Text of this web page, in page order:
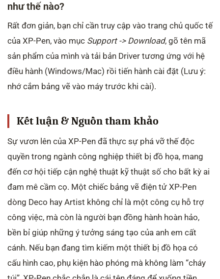
như thế nào?
Rất đơn giản, bạn chỉ cần truy cập vào trang chủ quốc tế
của XP-Pen, vào mục Support -> Download, gõ tên mã
sản phẩm của mình và tải bản Driver tương ứng với hệ
điều hành (Windows/Mac) rồi tiến hành cài đặt (Lưu ý:
nhớ cắm bảng vẽ vào máy trước khi cài).
Kết luận & Nguồn tham khảo
Sự vươn lên của XP-Pen đã thực sự phá vỡ thế độc
quyền trong ngành công nghiệp thiết bị đồ họa, mang
đến cơ hội tiếp cận nghệ thuật kỹ thuật số cho bất kỳ ai
đam mê cầm cọ. Một chiếc bảng vẽ điện tử XP-Pen
dòng Deco hay Artist không chỉ là một công cụ hỗ trợ
công việc, mà còn là người bạn đồng hành hoàn hảo,
bền bỉ giúp những ý tưởng sáng tạo của anh em cất
cánh. Nếu bạn đang tìm kiếm một thiết bị đồ họa có
cấu hình cao, phụ kiện hào phóng mà không làm “cháy